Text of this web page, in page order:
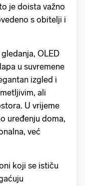
je doista važno
s obitelji i
OLED
u suvremene
izgled i
ali
U vrijeme
uređenju doma,
već
koji se ističu